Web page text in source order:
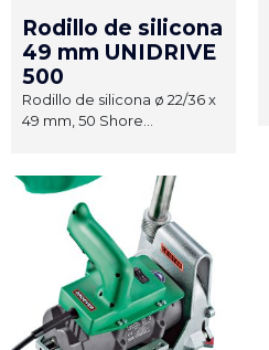
Rodillo de silicona
49 mm UNIDRIVE
500
Rodillo de silicona ø 22/36 x
49 mm, 50 Shore...